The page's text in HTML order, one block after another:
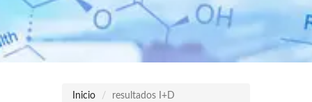
Inicio resultados I+D